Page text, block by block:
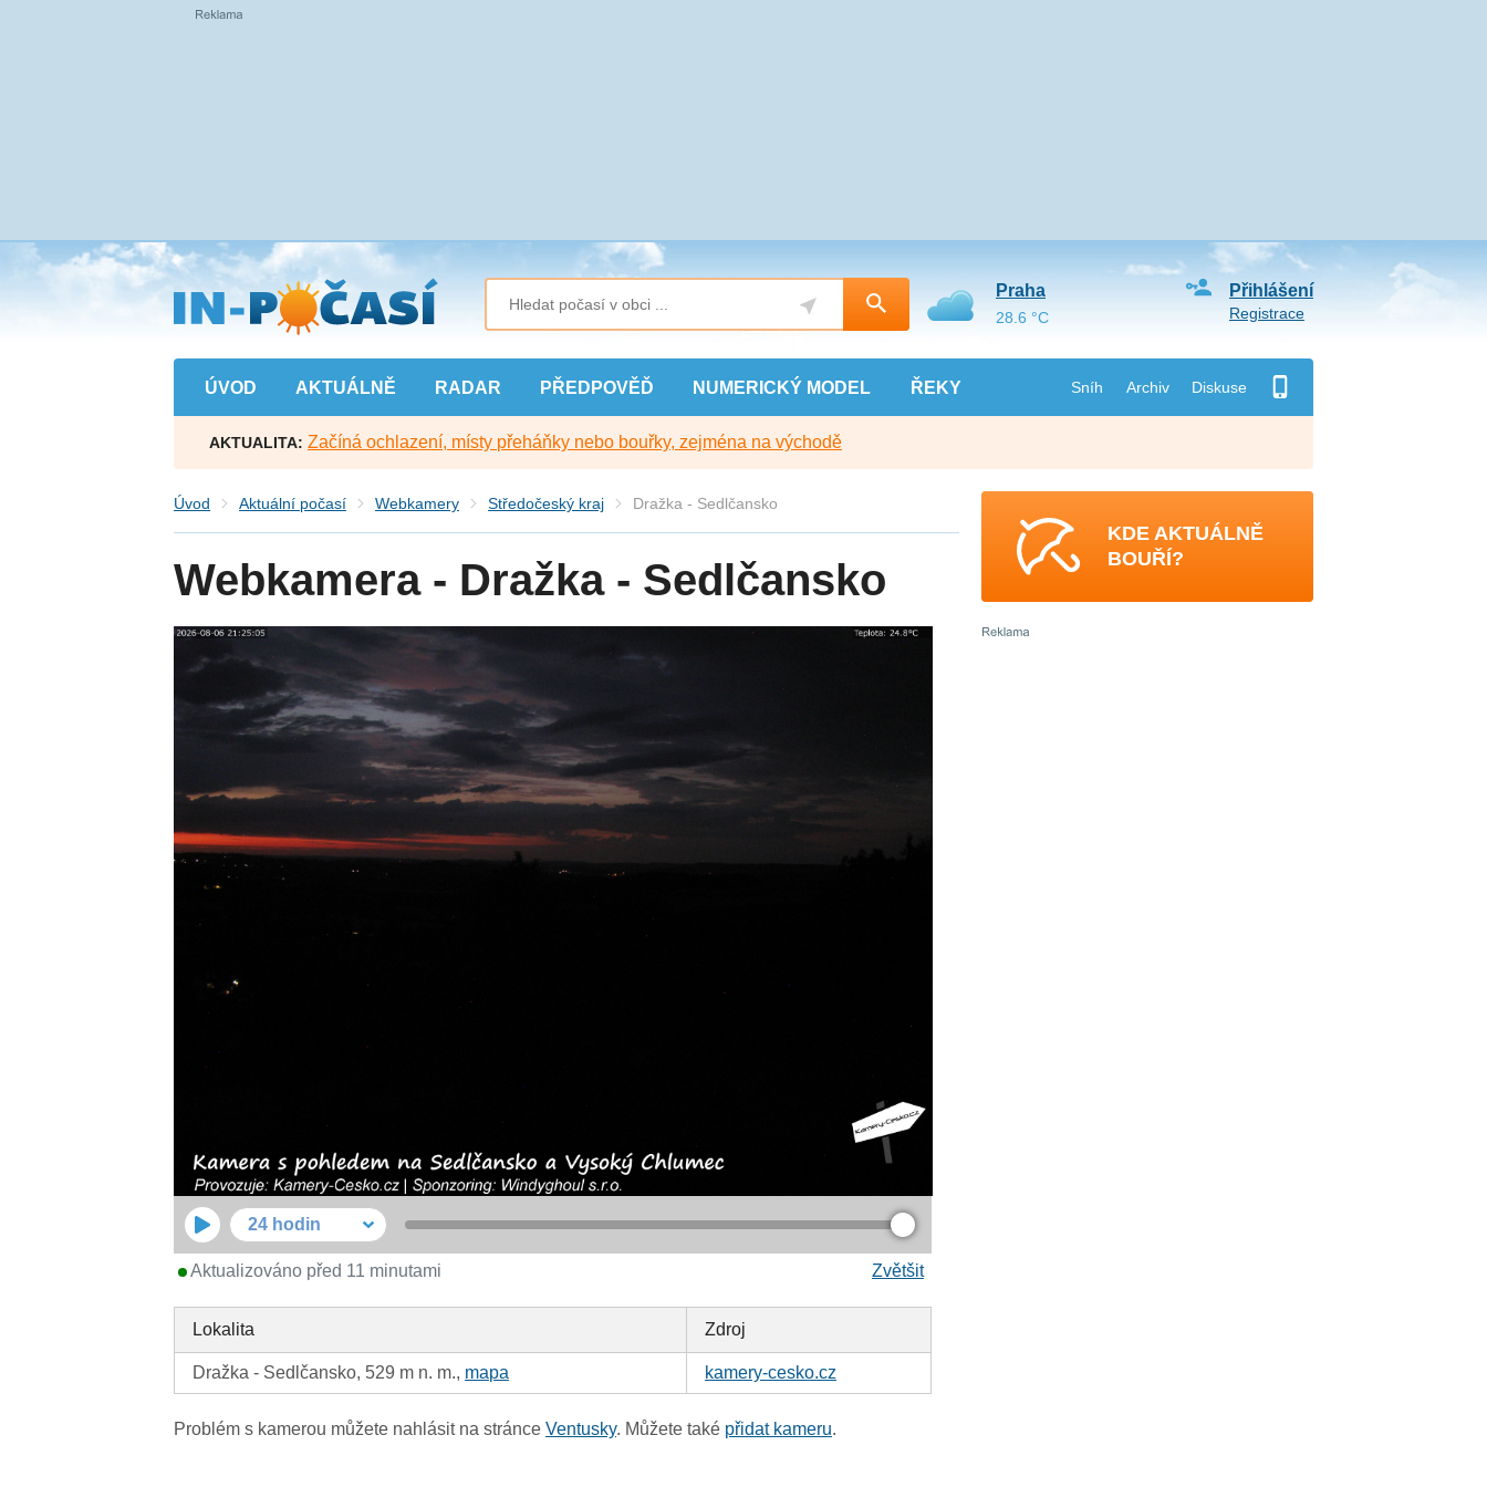
Přejít
na
hlavní
obsah
ÚVOD AKTUÁLNĚ RADAR PŘEDPOVĚĎ NUMERICKÝ MODEL ŘEKY Sníh Archiv Diskuse
Přihlášení
Registrace
Praha
28.6 °C
AKTUALITA: Začíná ochlazení, místy přeháňky nebo bouřky, zejména na východě
Úvod Aktuální počasí Webkamery Středočeský kraj Dražka - Sedlčansko
Webkamera - Dražka - Sedlčansko
24 hodin
Zvětšit
Aktualizováno před 11 minutami
Lokalita Zdroj
Dražka - Sedlčansko, 529 m n. m., mapa kamery-cesko.cz
Problém s kamerou můžete nahlásit na stránceVentusky. Můžete také přidat kameru.
KDE AKTUÁLNĚ
BOUŘÍ?